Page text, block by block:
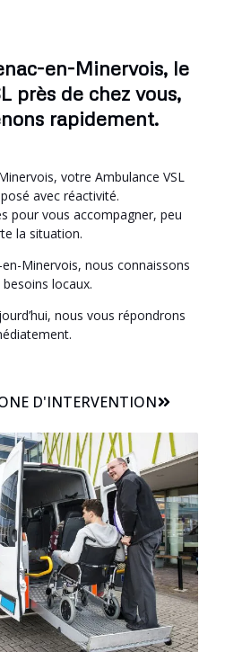
en-Minervois, le
près de chez vous,
rapidement.
votre Ambulance VSL
avec réactivité.
pour vous accompagner, peu
la situation.
Minervois, nous connaissons
locaux.
nous vous répondrons
D'INTERVENTION